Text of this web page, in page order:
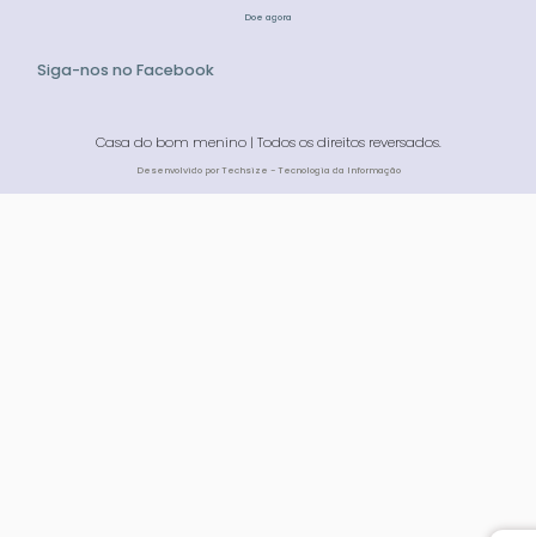
Doe agora
Siga-nos no Facebook
Casa do bom menino | Todos os direitos reversados.
Desenvolvido por Techsize - Tecnologia da Informação